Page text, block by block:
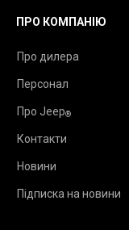
ПРО КОМПАНІЮ
Про дилера
Персонал
Про Jeep®
Контакти
Новини
Підписка на новини